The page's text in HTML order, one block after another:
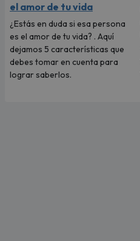
el amor de tu vida
¿Estás en duda si esa persona
es el amor de tu vida? . Aquí
dejamos 5 características que
debes tomar en cuenta para
lograr saberlos.